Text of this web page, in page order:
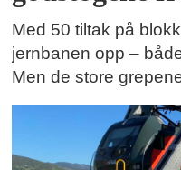
Med 50 tiltak på
jernbanen opp –
Men de store